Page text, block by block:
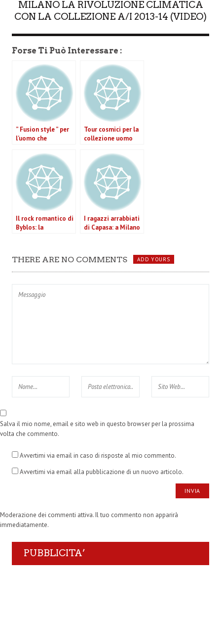
MILANO LA RIVOLUZIONE CLIMATICA
CON LA COLLEZIONE A/I 2013-14 (VIDEO)
Forse Ti Può Interessare :
” Fusion style ” per
l’uomo che
a Milano con la
collezione A/I 2013-
14 (VIDEO)
Tour cosmici per la
collezione uomo
Inverno 2013-14.
Intervista a Eva
Riccobono (VIDEO)
Il rock romantico di
Byblos: la
I ragazzi arrabbiati
di Capasa: a Milano
Costume National
THERE ARE NO COMMENTS ADD YOURS
Salva il mio nome, email e sito web in questo browser per la prossima
volta che commento.
Avvertimi via email in caso di risposte al mio commento.
Avvertimi via email alla pubblicazione di un nuovo articolo.
Moderazione dei commenti attiva. Il tuo commento non apparirà
immediatamente.
PUBBLICITA’